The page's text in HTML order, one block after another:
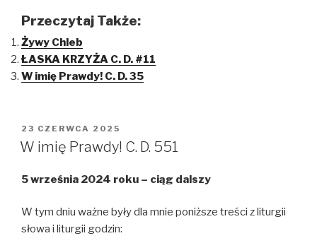
t
s
h
a
r
e
i
t
t
e
O
n
s
i
n
t
s
h
a
e
c
e
b
o
(
e
n
s
i
t
a
r
e
m
b
l
r
p
s
i
n
n
Przeczytaj Także:
Żywy Chleb
ŁASKA KRZYŻA C. D. #11
W imię Prawdy! C. D. 35
OPUBLIKOWANE
W
23 CZERWCA 2025
W imię Prawdy! C. D. 551
5 września 2024 roku – ciąg dalszy
W tym dniu ważne były dla mnie poniższe treści z liturgii
słowa i liturgii godzin: